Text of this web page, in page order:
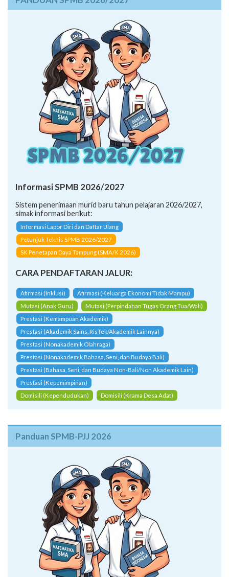
Informasi SPMB 2026/2027
Sistem penerimaan murid baru tahun pelajaran 2026/2027,
simak informasi berikut:
Informasi Lapor Diri dan Daftar Ulang
Petunjuk Teknis SPMB 2026/2027
SK Penetapan Daya Tampung (SMA/K 2026)
CARA PENDAFTARAN JALUR:
Afirmasi (Inklusi)
Afirmasi (Keluarga Ekonomi Tidak Mampu)
Mutasi (Anak Guru)
Mutasi (Perpindahan Tugas Orang Tua/Wali)
Prestasi (Kemampuan Akademik)
Prestasi (Akademik Sains, RisTek/Akademik Lainnya)
Prestasi (Nonakademik Olahraga)
Prestasi (Nonakademik Bahasa, Seni, dan Budaya Bali)
Prestasi (Bahasa, Seni, dan Budaya Non-Bali/Non Akademik Lain)
Prestasi (Kepemimpinan)
Domisili (Kependudukan)
Domisili (Krama Desa Adat)
Panduan SPMB-PJJ 2026